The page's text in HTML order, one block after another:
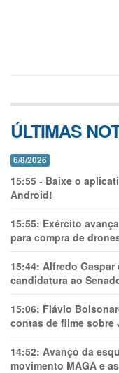
ÚLTIMAS
6/8/2026
15:55 - Baixe o
Android!
15:55: Exército
para compra de
15:44: Alfredo
candidatura ao
15:06: Flávio
contas de filme sobre
14:52: Avanço da
movimento MAGA e